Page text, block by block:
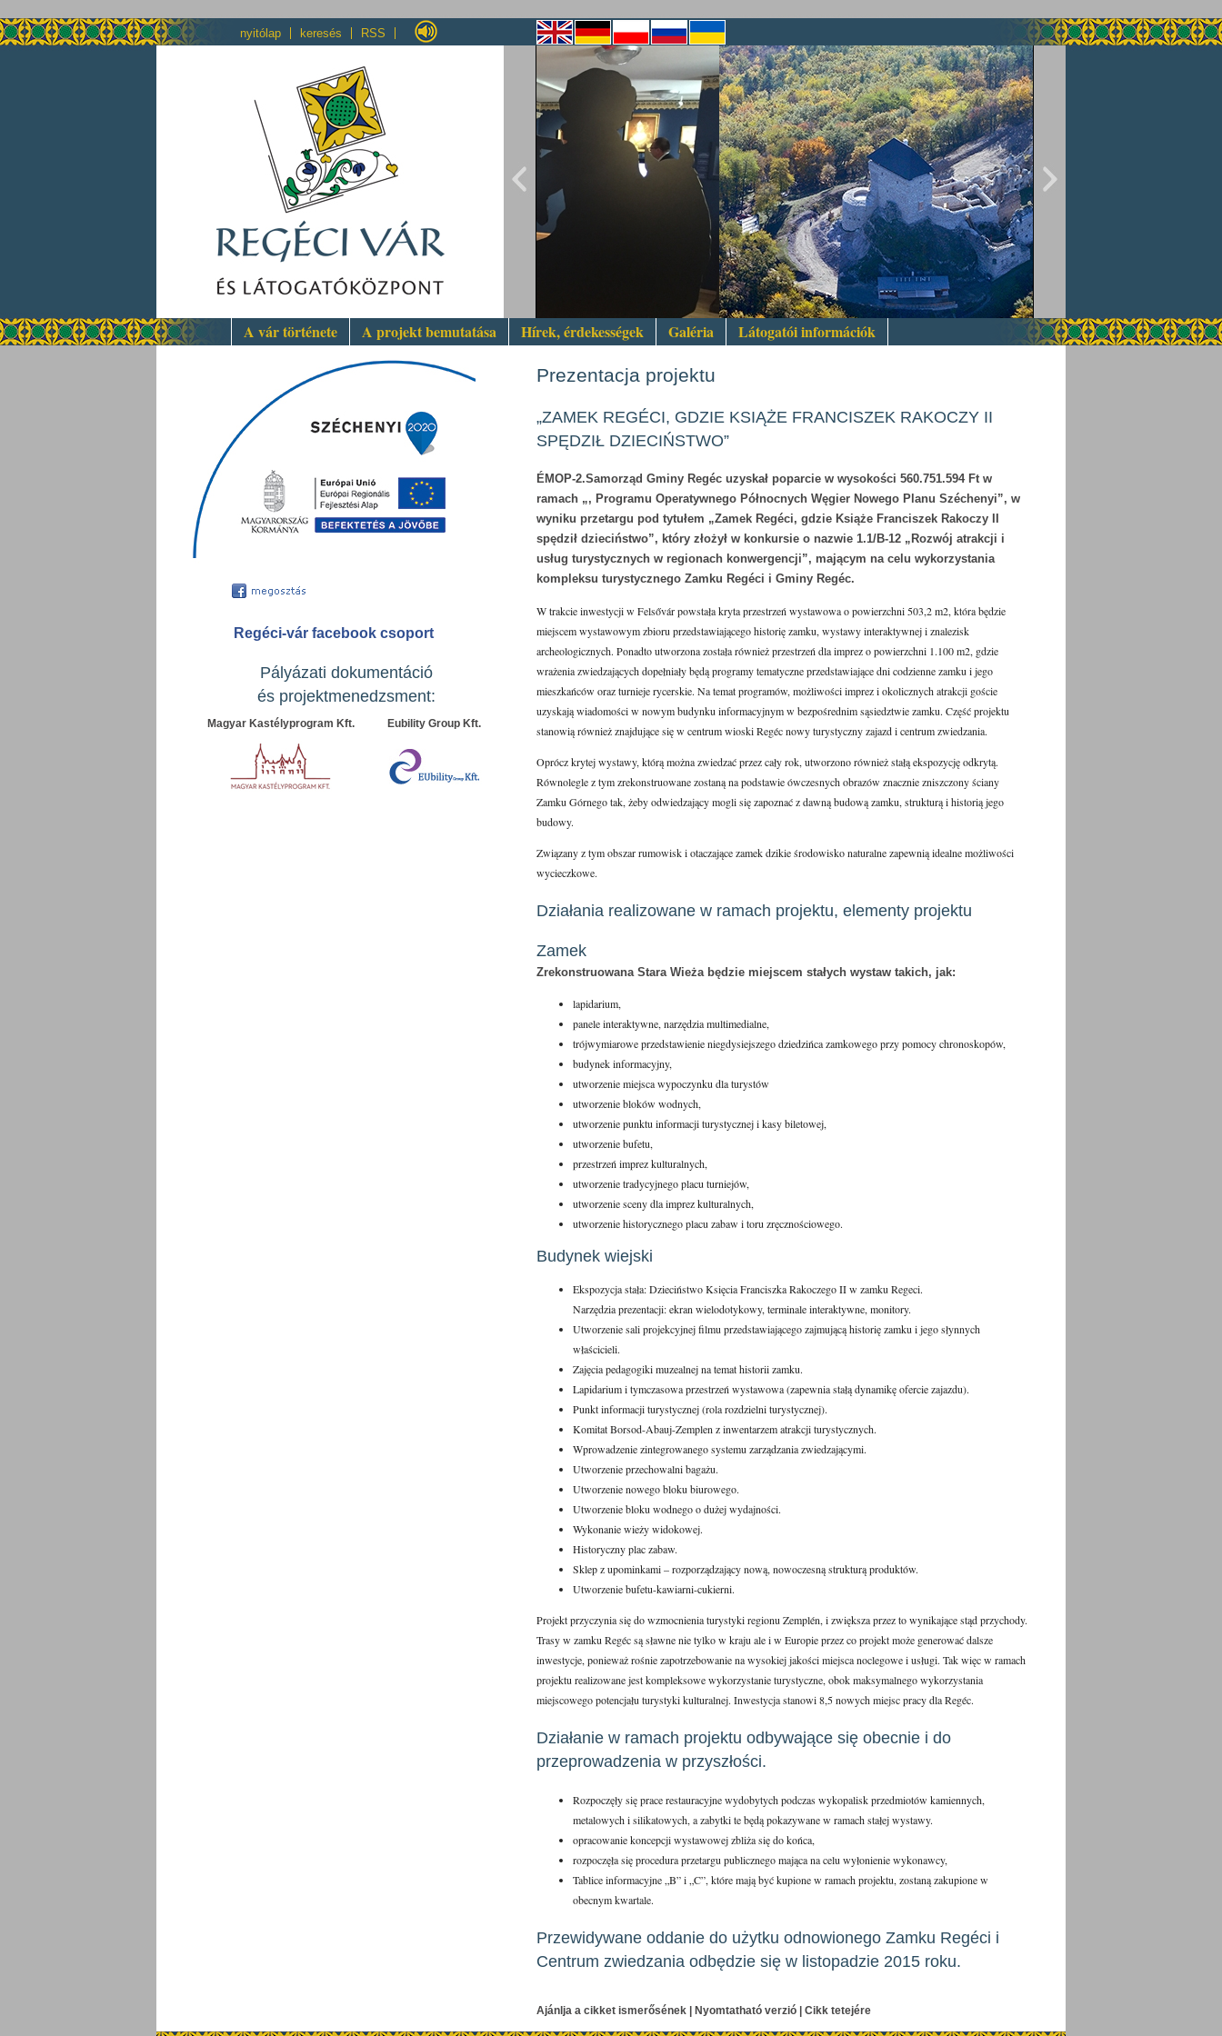
nyitólap keresés RSS
A vár története A projekt bemutatása Hírek, érdekességek Galéria Látogatói információk
Regéci-vár facebook csoport
Pályázati dokumentáció
és projektmenedzsment:
Magyar Kastélyprogram Kft. Eubility Group Kft.
Prezentacja projektu
„ZAMEK REGÉCI, GDZIE KSIĄŻE FRANCISZEK RAKOCZY II
SPĘDZIŁ DZIECIŃSTWO”
ÉMOP-2.Samorząd Gminy Regéc uzyskał poparcie w wysokości 560.751.594 Ft w
ramach „, Programu Operatywnego Północnych Węgier Nowego Planu Széchenyi”, w
wyniku przetargu pod tytułem „Zamek Regéci, gdzie Książe Franciszek Rakoczy II
spędził dzieciństwo”, który złożył w konkursie o nazwie 1.1/B-12 „Rozwój atrakcji i
usług turystycznych w regionach konwergencji”, mającym na celu wykorzystania
kompleksu turystycznego Zamku Regéci i Gminy Regéc.
W trakcie inwestycji w Felsővár powstała kryta przestrzeń wystawowa o powierzchni 503,2 m2, która będzie
miejscem wystawowym zbioru przedstawiającego historię zamku, wystawy interaktywnej i znalezisk
archeologicznych. Ponadto utworzona została również przestrzeń dla imprez o powierzchni 1.100 m2, gdzie
wrażenia zwiedzających dopełniały będą programy tematyczne przedstawiające dni codzienne zamku i jego
mieszkańców oraz turnieje rycerskie. Na temat programów, możliwości imprez i okolicznych atrakcji goście
uzyskają wiadomości w nowym budynku informacyjnym w bezpośrednim sąsiedztwie zamku. Część projektu
stanowią również znajdujące się w centrum wioski Regéc nowy turystyczny zajazd i centrum zwiedzania.
Oprócz krytej wystawy, którą można zwiedzać przez cały rok, utworzono również stałą ekspozycję odkrytą.
Równolegle z tym zrekonstruowane zostaną na podstawie ówczesnych obrazów znacznie zniszczony ściany
Zamku Górnego tak, żeby odwiedzający mogli się zapoznać z dawną budową zamku, strukturą i historią jego
budowy.
Związany z tym obszar rumowisk i otaczające zamek dzikie środowisko naturalne zapewnią idealne możliwości
wycieczkowe.
Działania realizowane w ramach projektu, elementy projektu
Zamek
Zrekonstruowana Stara Wieża będzie miejscem stałych wystaw takich, jak:
lapidarium,
panele interaktywne, narzędzia multimedialne,
trójwymiarowe przedstawienie niegdysiejszego dziedzińca zamkowego przy pomocy chronoskopów,
budynek informacyjny,
utworzenie miejsca wypoczynku dla turystów
utworzenie bloków wodnych,
utworzenie punktu informacji turystycznej i kasy biletowej,
utworzenie bufetu,
przestrzeń imprez kulturalnych,
utworzenie tradycyjnego placu turniejów,
utworzenie sceny dla imprez kulturalnych,
utworzenie historycznego placu zabaw i toru zręcznościowego.
Budynek wiejski
Ekspozycja stała: Dzieciństwo Księcia Franciszka Rakoczego II w zamku Regeci.
Narzędzia prezentacji: ekran wielodotykowy, terminale interaktywne, monitory.
Utworzenie sali projekcyjnej filmu przedstawiającego zajmującą historię zamku i jego słynnych
właścicieli.
Zajęcia pedagogiki muzealnej na temat historii zamku.
Lapidarium i tymczasowa przestrzeń wystawowa (zapewnia stałą dynamikę ofercie zajazdu).
Punkt informacji turystycznej (rola rozdzielni turystycznej).
Komitat Borsod-Abauj-Zemplen z inwentarzem atrakcji turystycznych.
Wprowadzenie zintegrowanego systemu zarządzania zwiedzającymi.
Utworzenie przechowalni bagażu.
Utworzenie nowego bloku biurowego.
Utworzenie bloku wodnego o dużej wydajności.
Wykonanie wieży widokowej.
Historyczny plac zabaw.
Sklep z upominkami – rozporządzający nową, nowoczesną strukturą produktów.
Utworzenie bufetu-kawiarni-cukierni.
Projekt przyczynia się do wzmocnienia turystyki regionu Zemplén, i zwiększa przez to wynikające stąd przychody.
Trasy w zamku Regéc są sławne nie tylko w kraju ale i w Europie przez co projekt może generować dalsze
inwestycje, ponieważ rośnie zapotrzebowanie na wysokiej jakości miejsca noclegowe i usługi. Tak więc w ramach
projektu realizowane jest kompleksowe wykorzystanie turystyczne, obok maksymalnego wykorzystania
miejscowego potencjału turystyki kulturalnej. Inwestycja stanowi 8,5 nowych miejsc pracy dla Regéc.
Działanie w ramach projektu odbywające się obecnie i do
przeprowadzenia w przyszłości.
Rozpoczęły się prace restauracyjne wydobytych podczas wykopalisk przedmiotów kamiennych,
metalowych i silikatowych, a zabytki te będą pokazywane w ramach stałej wystawy.
opracowanie koncepcji wystawowej zbliża się do końca,
rozpoczęła się procedura przetargu publicznego mająca na celu wyłonienie wykonawcy,
Tablice informacyjne „B” i „C”, które mają być kupione w ramach projektu, zostaną zakupione w
obecnym kwartale.
Przewidywane oddanie do użytku odnowionego Zamku Regéci i
Centrum zwiedzania odbędzie się w listopadzie 2015 roku.
Ajánlja a cikket ismerősének Nyomtatható verzió Cikk tetejére